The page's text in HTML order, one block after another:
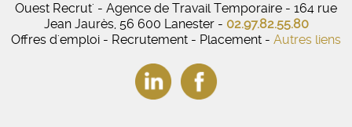
Ouest Recrut' - Agence de Travail Temporaire - 164 rue
Jean Jaurès, 56 600 Lanester - 02.97.82.55.80
Offres d'emploi - Recrutement - Placement - Autres liens